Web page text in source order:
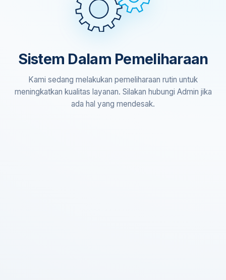
Sistem Dalam Pemeliharaan
Kami sedang melakukan pemeliharaan rutin untuk
meningkatkan kualitas layanan. Silakan hubungi Admin jika
ada hal yang mendesak.